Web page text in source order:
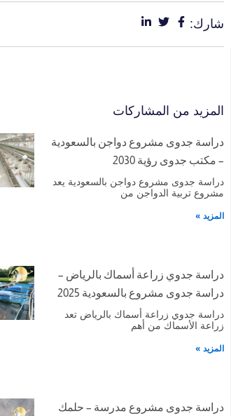
شارك:
المزيد من المشاركات
دراسة جدوى مشروع دواجن بالسعودية
– مكتب جدوى رؤية 2030
دراسة جدوى مشروع دواجن بالسعودية يعد
مشروع تربية الدواجن من
المزيد »
دراسة جدوي زراعة أسماك بالرياض –
دراسة جدوى مشروع بالسعودية 2025
دراسة جدوي زراعة أسماك بالرياض تعد
زراعة الأسماك من أهم
المزيد »
دراسة جدوى مشروع مدرسة – حلمك